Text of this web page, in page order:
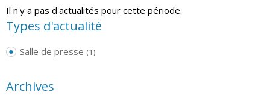
Il n'y a pas d'actualités pour cette période.
Types d'actualité
Salle de presse (1)
Archives